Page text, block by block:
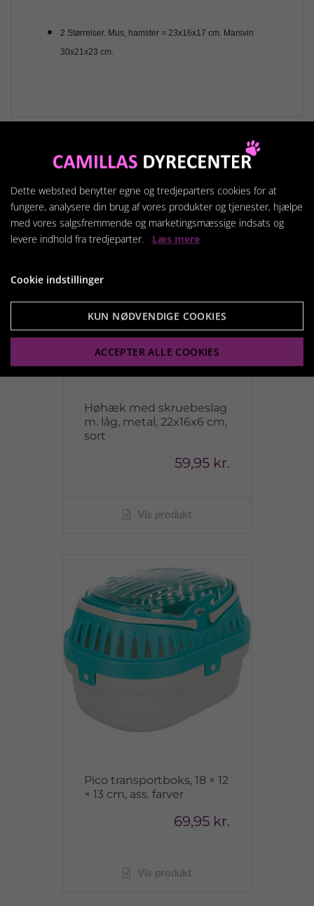
2 Størrelser. Mus, hamster = 23x16x17 cm. Marsvin
30x21x23 cm.
Relaterede produkter
Høhæk med skruebeslag
m. låg, metal, 22x16x6 cm,
sort
59,95 kr.
Vis produkt
Pico transportboks, 18 × 12
× 13 cm, ass. farver
69,95 kr.
Vis produkt
Dette websted benytter egne og tredjeparters cookies for at
fungere, analysere din brug af vores produkter og tjenester, hjælpe
med vores salgsfremmende og marketingsmæssige indsats og
levere indhold fra tredjeparter. Læs mere
Cookie indstillinger
KUN NØDVENDIGE COOKIES
ACCEPTER ALLE COOKIES